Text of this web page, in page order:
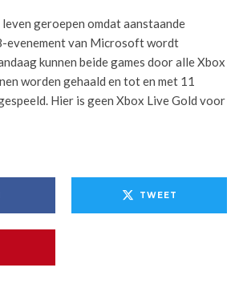
geroepen omdat aanstaande
evenement van Microsoft wordt
kunnen beide games door alle Xbox
worden gehaald en tot en met 11
Hier is geen Xbox Live Gold voor
TWEET